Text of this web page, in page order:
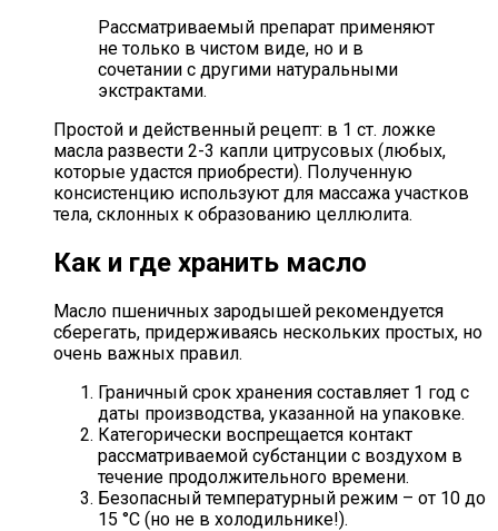
Рассматриваемый препарат применяют
не только в чистом виде, но и в
сочетании с другими натуральными
экстрактами.
Простой и действенный рецепт: в 1 ст. ложке
масла развести 2-3 капли цитрусовых (любых,
которые удастся приобрести). Полученную
консистенцию используют для массажа участков
тела, склонных к образованию целлюлита.
Как и где хранить масло
Масло пшеничных зародышей рекомендуется
сберегать, придерживаясь нескольких простых, но
очень важных правил.
Граничный срок хранения составляет 1 год с
даты производства, указанной на упаковке.
Категорически воспрещается контакт
рассматриваемой субстанции с воздухом в
течение продолжительного времени.
Безопасный температурный режим – от 10 до
15 °C (но не в холодильнике!).